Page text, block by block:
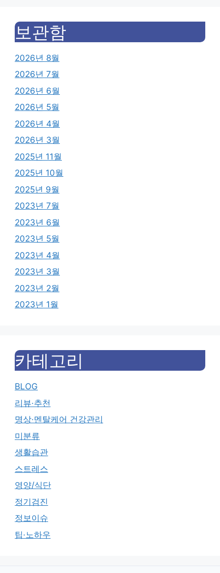
보관함
2026년 8월
2026년 7월
2026년 6월
2026년 5월
2026년 4월
2026년 3월
2025년 11월
2025년 10월
2025년 9월
2023년 7월
2023년 6월
2023년 5월
2023년 4월
2023년 3월
2023년 2월
2023년 1월
카테고리
BLOG
리뷰·추천
명상·멘탈케어 건강관리
미분류
생활습관
스트레스
영양/식단
정기검진
정보이슈
팁·노하우